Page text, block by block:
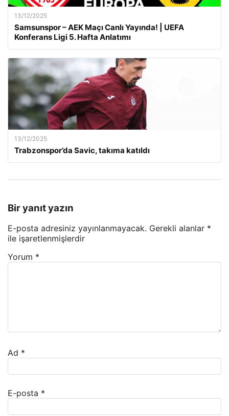
13/12/2025
Samsunspor – AEK Maçı Canlı Yayında! | UEFA
Konferans Ligi 5. Hafta Anlatımı
13/12/2025
Trabzonspor’da Savic, takıma katıldı
Bir yanıt yazın
E-posta adresiniz yayınlanmayacak. Gerekli alanlar *
ile işaretlenmişlerdir
Yorum *
Ad *
E-posta *